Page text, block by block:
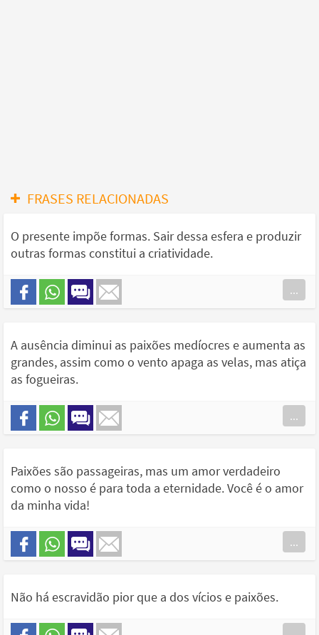
FRASES RELACIONADAS
O presente impõe formas. Sair dessa esfera e produzir
outras formas constitui a criatividade.
...
A ausência diminui as paixões medíocres e aumenta as
grandes, assim como o vento apaga as velas, mas atiça
as fogueiras.
...
Paixões são passageiras, mas um amor verdadeiro
como o nosso é para toda a eternidade. Você é o amor
da minha vida!
...
Não há escravidão pior que a dos vícios e paixões.